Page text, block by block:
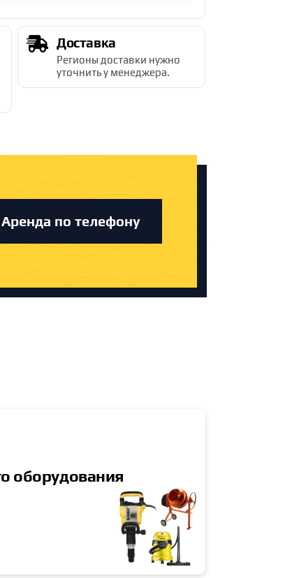
Доставка
Регионы доставки нужно
уточнить у менеджера.
Аренда по телефону
оборудования